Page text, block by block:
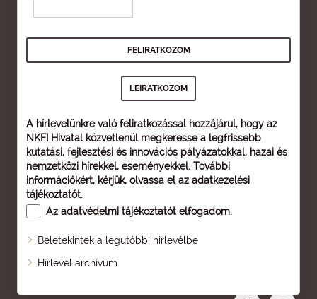
A hírlevelünkre való feliratkozással hozzájárul, hogy az
NKFI Hivatal közvetlenül megkeresse a legfrissebb
kutatási, fejlesztési és innovációs pályázatokkal, hazai és
nemzetközi hírekkel, eseményekkel. További
információkért, kérjük, olvassa el az adatkezelési
tájékoztatót.
Az adatvédelmi tájékoztatót elfogadom.
Beletekintek a legutóbbi hírlevélbe
Hírlevél archívum
Oldaltérkép